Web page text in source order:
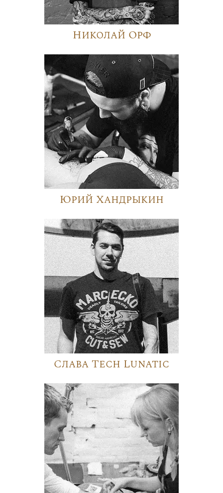
Николай Орф
Юрий Хандрыкин
Слава Tech Lunatic